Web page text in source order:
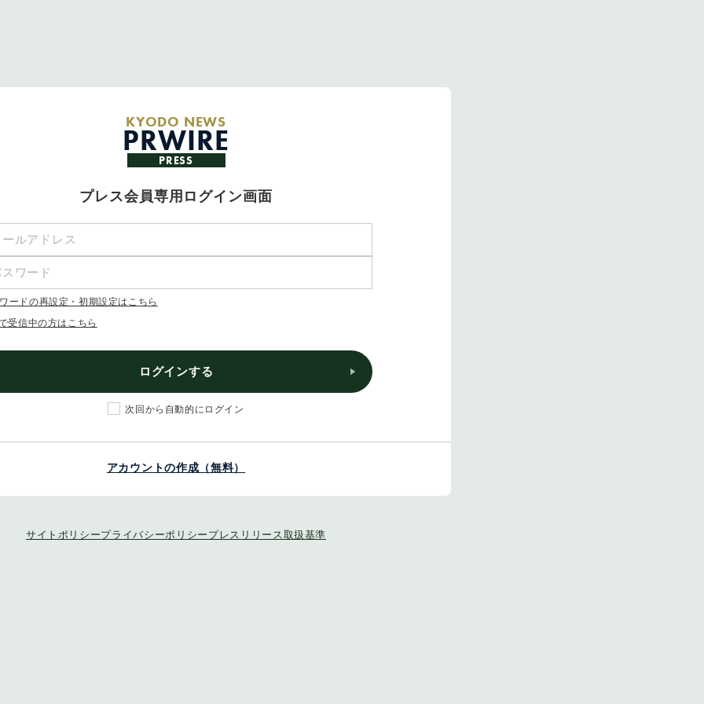
KYODO NEWS
PRWIRE
PRESS
プレス会員専用ログイン画面
ードの再設定・初期設定はこちら
受信中の方はこちら
ログインする
次回から自動的にログイン
アカウントの作成（無料）
サイトポリシープライバシーポリシー プレスリリース取扱基準